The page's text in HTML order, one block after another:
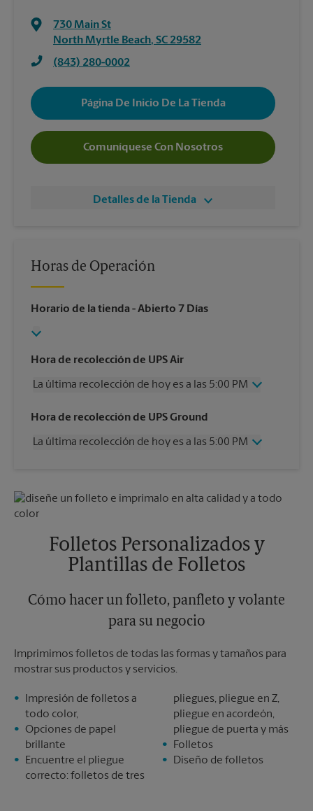
730 Main St
North Myrtle Beach, SC 29582
(843) 280-0002
Página De Inicio De La Tienda
Comuníquese Con Nosotros
Detalles de la Tienda
Horas de Operación
Horario de la tienda - Abierto 7 Días
Hora de recolección de UPS Air
La última recolección de hoy es a las 5:00 PM
Jueves
5:00 PM
Sábado
11:00 AM
5:00 PM
Hora de recolección de UPS Ground
La última recolección de hoy es a las 5:00 PM
Sábado
Sin Recolección
Domingo
Martes
5:00 PM
Miércoles
5:00 PM
Folletos Personalizados y
Plantillas de Folletos
Cómo hacer un folleto, panfleto y volante
para su negocio
Imprimimos folletos de todas las formas y tamaños para
mostrar sus productos y servicios.
Impresión de folletos a
todo color,
Opciones de papel
brillante
Encuentre el pliegue
correcto: folletos de tres
pliegues, pliegue en Z,
pliegue en acordeón,
pliegue de puerta y más
Folletos
Diseño de folletos